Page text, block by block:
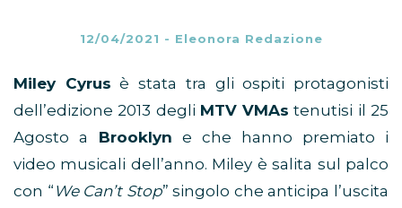
12/04/2021 - Eleonora Redazione
Miley Cyrus è stata tra gli ospiti protagonisti
dell’edizione 2013 degli MTV VMAs tenutisi il 25
Agosto a Brooklyn e che hanno premiato i
video musicali dell’anno. Miley è salita sul palco
con “ We Can’t Stop” singolo che anticipa l’uscita